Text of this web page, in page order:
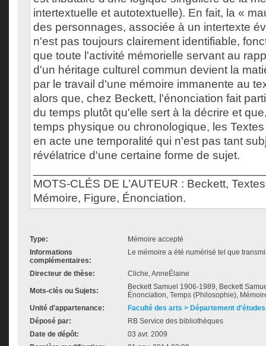
intertextuelle et autotextuelle). En fait, la «
des personnages, associée à un intertexte
n'est pas toujours clairement identifiable,
que toute l'activité mémorielle servant au
d'un héritage culturel commun devient la
par le travail d'une mémoire immanente au
alors que, chez Beckett, l'énonciation fait
du temps plutôt qu'elle sert à la décrire et
temps physique ou chronologique, les
en acte une temporalité qui n'est pas tant
révélatrice d'une certaine forme de sujet.
MOTS-CLÉS DE L’AUTEUR : Beckett,
Mémoire, Figure, Énonciation.
Type:
Mémoire accepté
Informations
complémentaires:
Le mémoire a été numérisé tel que
Directeur de thèse: Cliche, AnneÉlaine
Mots-clés ou Sujets:
Beckett Samuel 1906-1989, Beckett
Énonciation, Temps (Philosophie),
Unité d'appartenance:
Faculté des arts > Département
Déposé par:
RB Service des bibliothèques
Date de dépôt:
03 avr. 2009